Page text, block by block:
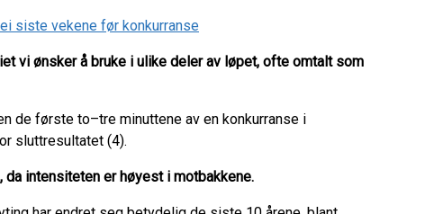
siste vekene før konkurranse
vi ønsker å bruke i ulike deler av løpet, ofte omtalt som
de første to–tre minuttene av en konkurranse i
sluttresultatet (4).
intensiteten er høyest i motbakkene.